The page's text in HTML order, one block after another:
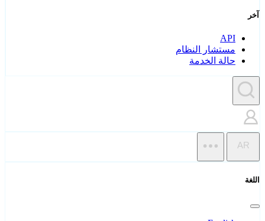
آخر
API
مستشار النظام
حالة الخدمة
AR
اللغة